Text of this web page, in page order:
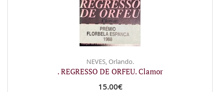
NEVES, Orlando.
. REGRESSO DE ORFEU. Clamor
15.00€